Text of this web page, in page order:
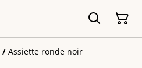
/ Assiette ronde noir